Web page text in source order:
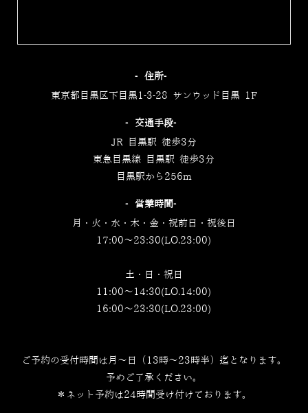
‐住所‐
東京都目黒区下目黒1-3-28 サンウッド目黒 1F
‐交通手段‐
JR 目黒駅 徒歩3分
東急目黒線 目黒駅 徒歩3分
目黒駅から256m
‐営業時間‐
月・火・水・木・金・祝前日・祝後日
17:00～23:30(LO.23:00)
土・日・祝日
11:00～14:30(LO.14:00)
16:00～23:30(LO.23:00)
ご予約の受付時間は月～日（13時～23時半）迄となります。
予めご了承ください。
＊ネット予約は24時間受け付けております。